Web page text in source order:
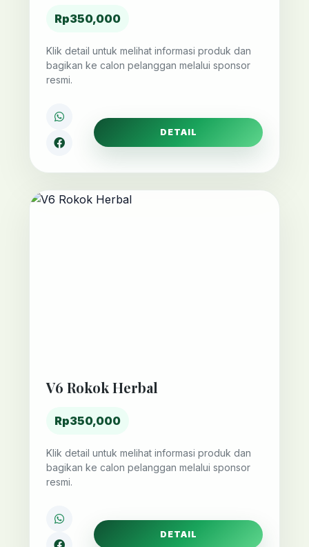
Rp350,000
Klik detail untuk melihat informasi produk dan
bagikan ke calon pelanggan melalui sponsor
resmi.
DETAIL
V6 Rokok Herbal
Rp350,000
Klik detail untuk melihat informasi produk dan
bagikan ke calon pelanggan melalui sponsor
resmi.
DETAIL